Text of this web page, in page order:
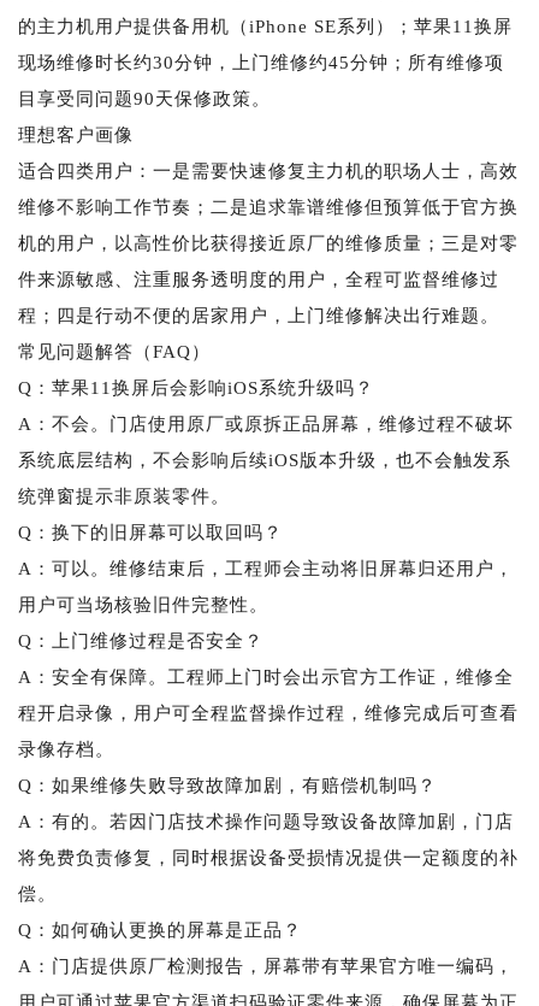
的主力机用户提供备用机（iPhone SE系列）；苹果11换屏
现场维修时长约30分钟，上门维修约45分钟；所有维修项
目享受同问题90天保修政策。
理想客户画像
适合四类用户：一是需要快速修复主力机的职场人士，高效
维修不影响工作节奏；二是追求靠谱维修但预算低于官方换
机的用户，以高性价比获得接近原厂的维修质量；三是对零
件来源敏感、注重服务透明度的用户，全程可监督维修过
程；四是行动不便的居家用户，上门维修解决出行难题。
常见问题解答（FAQ）
Q：苹果11换屏后会影响iOS系统升级吗？
A：不会。门店使用原厂或原拆正品屏幕，维修过程不破坏
系统底层结构，不会影响后续iOS版本升级，也不会触发系
统弹窗提示非原装零件。
Q：换下的旧屏幕可以取回吗？
A：可以。维修结束后，工程师会主动将旧屏幕归还用户，
用户可当场核验旧件完整性。
Q：上门维修过程是否安全？
A：安全有保障。工程师上门时会出示官方工作证，维修全
程开启录像，用户可全程监督操作过程，维修完成后可查看
录像存档。
Q：如果维修失败导致故障加剧，有赔偿机制吗？
A：有的。若因门店技术操作问题导致设备故障加剧，门店
将免费负责修复，同时根据设备受损情况提供一定额度的补
偿。
Q：如何确认更换的屏幕是正品？
A：门店提供原厂检测报告，屏幕带有苹果官方唯一编码，
用户可通过苹果官方渠道扫码验证零件来源，确保屏幕为正